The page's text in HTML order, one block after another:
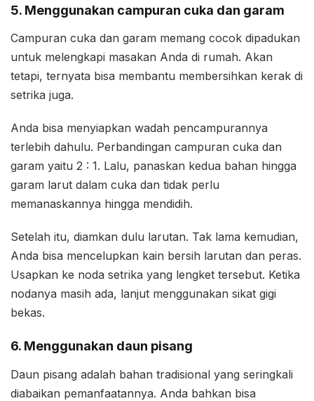
5. Menggunakan campuran cuka dan garam
Campuran cuka dan garam memang cocok dipadukan
untuk melengkapi masakan Anda di rumah. Akan
tetapi, ternyata bisa membantu membersihkan kerak di
setrika juga.
Anda bisa menyiapkan wadah pencampurannya
terlebih dahulu. Perbandingan campuran cuka dan
garam yaitu 2 : 1. Lalu, panaskan kedua bahan hingga
garam larut dalam cuka dan tidak perlu
memanaskannya hingga mendidih.
Setelah itu, diamkan dulu larutan. Tak lama kemudian,
Anda bisa mencelupkan kain bersih larutan dan peras.
Usapkan ke noda setrika yang lengket tersebut. Ketika
nodanya masih ada, lanjut menggunakan sikat gigi
bekas.
6. Menggunakan daun pisang
Daun pisang adalah bahan tradisional yang seringkali
diabaikan pemanfaatannya. Anda bahkan bisa